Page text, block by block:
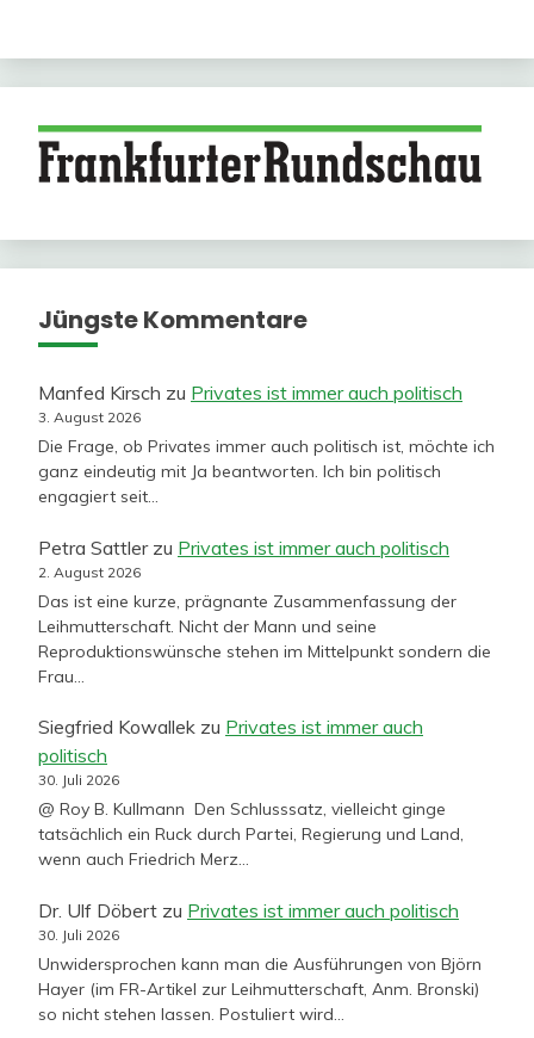
Jüngste Kommentare
Manfed Kirsch zu Privates ist immer auch politisch
3. August 2026
Die Frage, ob Privates immer auch politisch ist, möchte ich
ganz eindeutig mit Ja beantworten. Ich bin politisch
engagiert seit…
Petra Sattlerzu Privates ist immer auch politisch
2. August 2026
Das ist eine kurze, prägnante Zusammenfassung der
Leihmutterschaft. Nicht der Mann und seine
Reproduktionswünsche stehen im Mittelpunkt sondern die
Frau…
Siegfried Kowallek zu Privates ist immer auch
politisch
30. Juli 2026
@ Roy B. Kullmann Den Schlusssatz, vielleicht ginge
tatsächlich ein Ruck durch Partei, Regierung und Land,
wenn auch Friedrich Merz…
Dr. Ulf Döbert zu Privates ist immer auch politisch
30. Juli 2026
Unwidersprochen kann man die Ausführungen von Björn
Hayer (im FR-Artikel zur Leihmutterschaft, Anm. Bronski)
so nicht stehen lassen. Postuliert wird…